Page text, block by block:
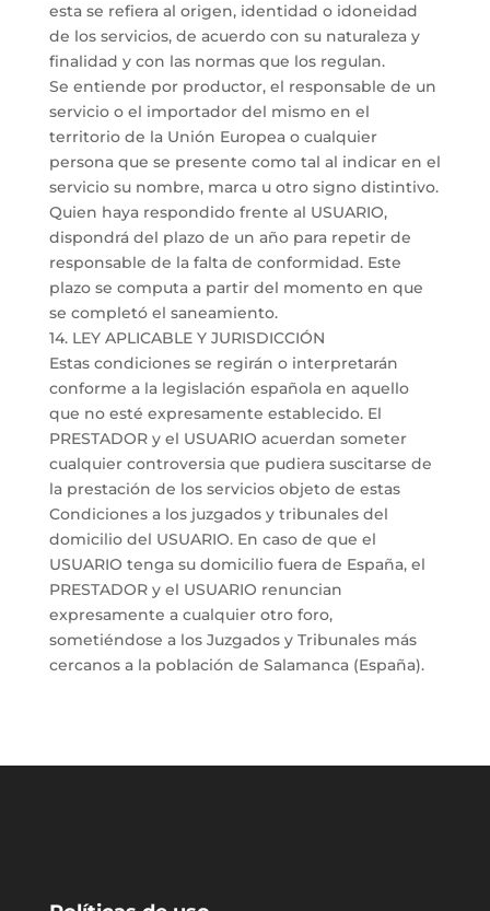
esta se refiera al origen, identidad o idoneidad
de los servicios, de acuerdo con su naturaleza y
finalidad y con las normas que los regulan.
Se entiende por productor, el responsable de un
servicio o el importador del mismo en el
territorio de la Unión Europea o cualquier
persona que se presente como tal al indicar en el
servicio su nombre, marca u otro signo distintivo.
Quien haya respondido frente al USUARIO,
dispondrá del plazo de un año para repetir de
responsable de la falta de conformidad. Este
plazo se computa a partir del momento en que
se completó el saneamiento.
14. LEY APLICABLE Y JURISDICCIÓN
Estas condiciones se regirán o interpretarán
conforme a la legislación española en aquello
que no esté expresamente establecido. El
PRESTADOR y el USUARIO acuerdan someter
cualquier controversia que pudiera suscitarse de
la prestación de los servicios objeto de estas
Condiciones a los juzgados y tribunales del
domicilio del USUARIO. En caso de que el
USUARIO tenga su domicilio fuera de España, el
PRESTADOR y el USUARIO renuncian
expresamente a cualquier otro foro,
sometiéndose a los Juzgados y Tribunales más
cercanos a la población de Salamanca (España).